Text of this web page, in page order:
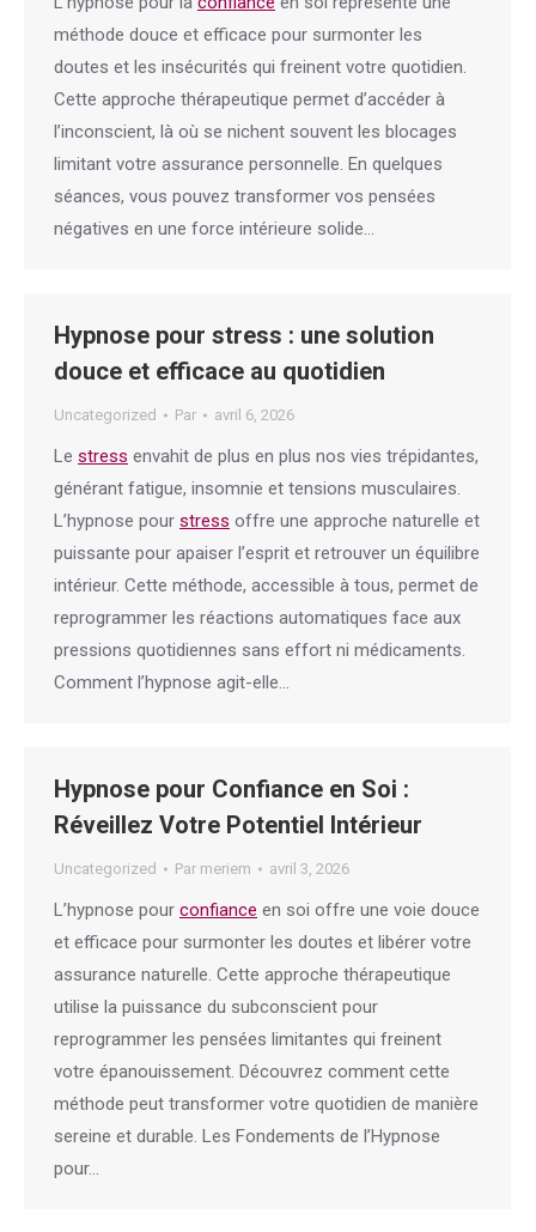
méthode douce et efficace pour surmonter les
doutes et les insécurités qui freinent votre quotidien.
Cette approche thérapeutique permet d’accéder à
l’inconscient, là où se nichent souvent les blocages
limitant votre assurance personnelle. En quelques
séances, vous pouvez transformer vos pensées
négatives en une force intérieure solide…
Hypnose pour stress : une solution
douce et efficace au quotidien
Uncategorized Par avril 6, 2026
Le stress envahit de plus en plus nos vies trépidantes,
générant fatigue, insomnie et tensions musculaires.
L’hypnose pour stress offre une approche naturelle et
puissante pour apaiser l’esprit et retrouver un équilibre
intérieur. Cette méthode, accessible à tous, permet de
reprogrammer les réactions automatiques face aux
pressions quotidiennes sans effort ni médicaments.
Comment l’hypnose agit-elle…
Hypnose pour Confiance en Soi :
Réveillez Votre Potentiel Intérieur
Uncategorized Par meriem avril 3, 2026
L’hypnose pour confiance en soi offre une voie douce
et efficace pour surmonter les doutes et libérer votre
assurance naturelle. Cette approche thérapeutique
utilise la puissance du subconscient pour
reprogrammer les pensées limitantes qui freinent
votre épanouissement. Découvrez comment cette
méthode peut transformer votre quotidien de manière
sereine et durable. Les Fondements de l’Hypnose
pour…